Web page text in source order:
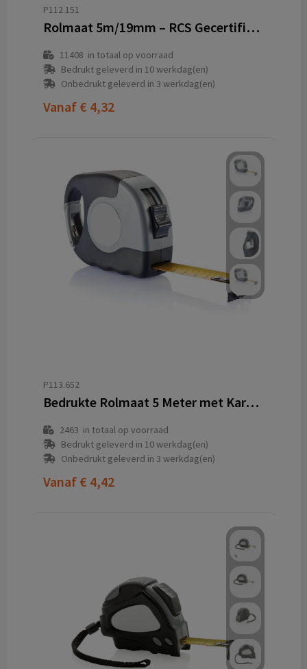
P112.151
Rolmaat 5m/19mm – RCS Gecertificeerd Gerecycled ABS met TRP Grip
11408 in totaal op voorraad
Bedrukt geleverd in 10 werkdag(en)
Onbedrukt geleverd in 3 werkdag(en)
Vanaf € 4,32
P113.652
Bedrukte Rolmaat 5 Meter met Karabijnhaak en Magnetische Haak
2463 in totaal op voorraad
Bedrukt geleverd in 10 werkdag(en)
Onbedrukt geleverd in 3 werkdag(en)
Vanaf € 4,42